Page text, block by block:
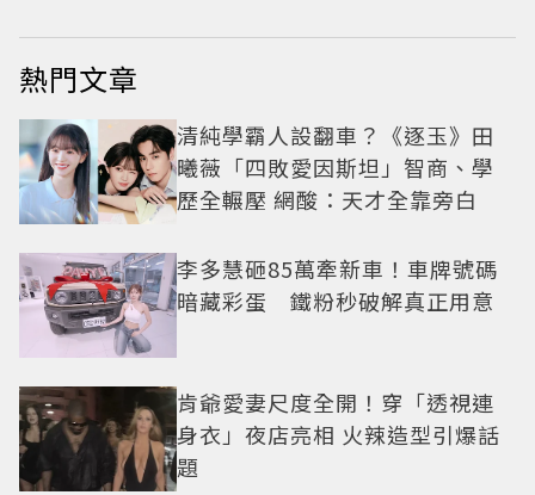
熱門文章
清純學霸人設翻車？《逐玉》田
曦薇「四敗愛因斯坦」智商、學
歷全輾壓 網酸：天才全靠旁白
李多慧砸85萬牽新車！車牌號碼
暗藏彩蛋 鐵粉秒破解真正用意
肯爺愛妻尺度全開！穿「透視連
身衣」夜店亮相 火辣造型引爆話
題